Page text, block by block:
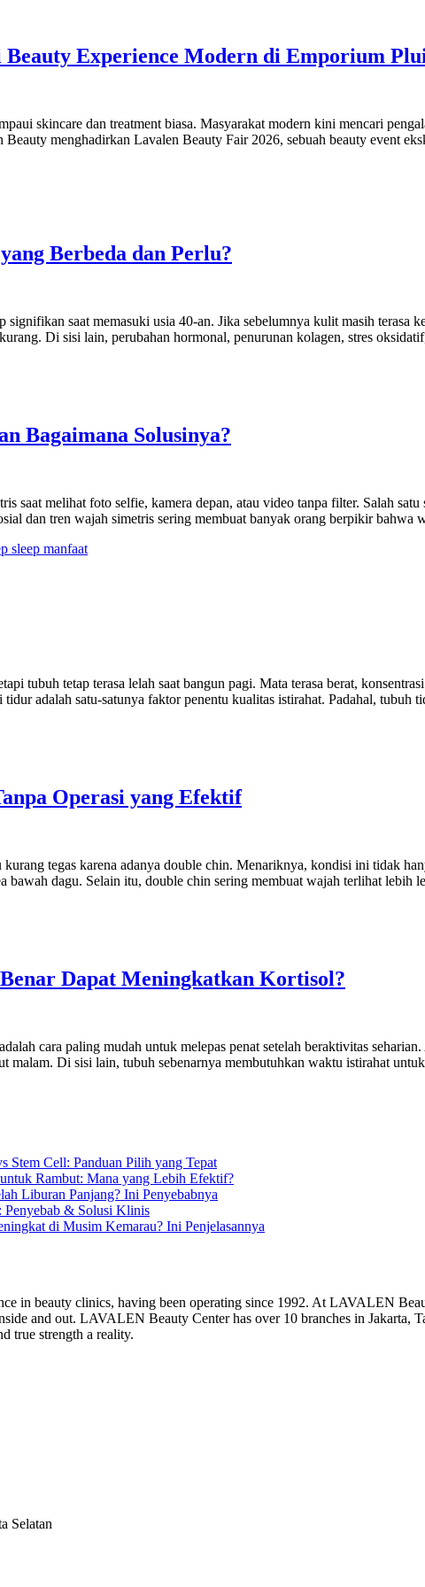
Beauty Experience Modern di Emporium
skincare dan treatment biasa. Masyarakat modern kini mencari
menghadirkan Lavalen Beauty Fair 2026, sebuah beauty event
Berbeda dan Perlu?
saat memasuki usia 40-an. Jika sebelumnya kulit masih terasa
Di sisi lain, perubahan hormonal, penurunan kolagen, stres
Bagaimana Solusinya?
saat melihat foto selfie, kamera depan, atau video tanpa filter. Salah
dan tren wajah simetris sering membuat banyak orang berpikir
tubuh tetap terasa lelah saat bangun pagi. Mata terasa berat,
adalah satu-satunya faktor penentu kualitas istirahat. Padahal,
Operasi yang Efektif
tegas karena adanya double chin. Menariknya, kondisi ini tidak
bawah dagu. Selain itu, double chin sering membuat wajah terlihat
Dapat Meningkatkan Kortisol?
cara paling mudah untuk melepas penat setelah beraktivitas
malam. Di sisi lain, tubuh sebenarnya membutuhkan waktu istirahat
Stem Cell: Panduan Pilih yang Tepat
Rambut: Mana yang Lebih Efektif?
Liburan Panjang? Ini Penyebabnya
Penyebab & Solusi Klinis
di Musim Kemarau? Ini Penjelasannya
in beauty clinics, having been operating since 1992. At LAVALEN
and out. LAVALEN Beauty Center has over 10 branches in Jakarta,
true strength a reality.
Selatan